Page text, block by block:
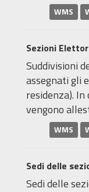
WMS
Sezioni
Suddivisioni
assegnati gli
residenza). In
vengono
WMS
Sedi delle
Sedi delle